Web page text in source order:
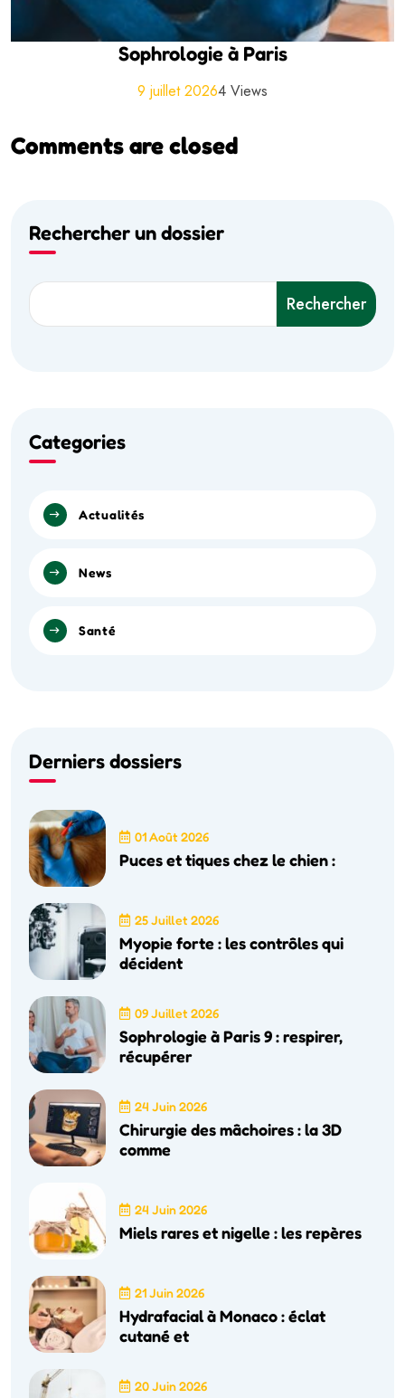
Sophrologie à Paris
9 juillet 20264 Views
Comments are closed
Rechercher un dossier
Rechercher
Categories
Actualités
News
Santé
Derniers dossiers
01 Août 2026
Puces et tiques chez le chien :
25 Juillet 2026
Myopie forte : les contrôles qui
décident
09 Juillet 2026
Sophrologie à Paris 9 : respirer,
récupérer
24 Juin 2026
Chirurgie des mâchoires : la 3D
comme
24 Juin 2026
Miels rares et nigelle : les repères
21 Juin 2026
Hydrafacial à Monaco : éclat
cutané et
20 Juin 2026